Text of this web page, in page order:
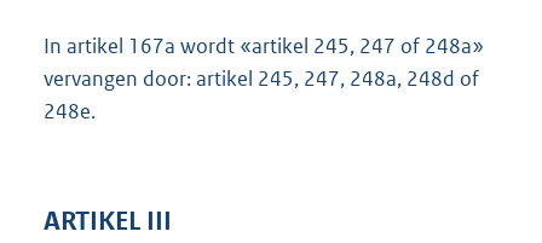
In artikel 167a wordt «artikel 245, 247 of 248a»
vervangen door: artikel 245, 247, 248a, 248d of
248e.
ARTIKEL III